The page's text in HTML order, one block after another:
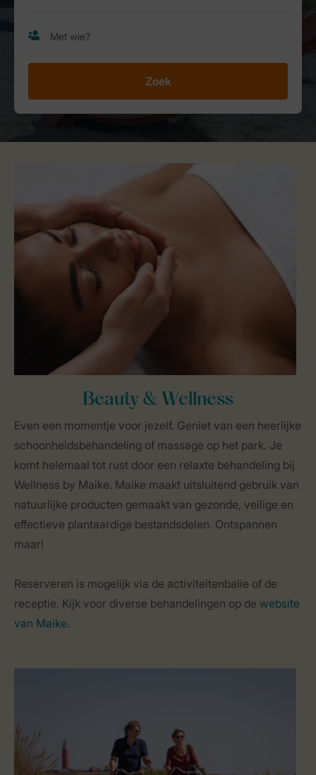
Zoek
Beauty & Wellness
Even een momentje voor jezelf. Geniet van een heerlijke
schoonheidsbehandeling of massage op het park. Je
komt helemaal tot rust door een relaxte behandeling bij
Wellness by Maike. Maike maakt uitsluitend gebruik van
natuurlijke producten gemaakt van gezonde, veilige en
effectieve plantaardige bestandsdelen. Ontspannen
maar!
Reserveren is mogelijk via de activiteitenbalie of de
receptie. Kijk voor diverse behandelingen op de website
van Maike.